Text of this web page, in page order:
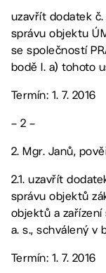
uzavřít dodatek
správu objektu
se společností
bodě I. a) tohoto
Termín: 1. 7. 2016
– 2 –
2. Mgr. Janů,
2.1. uzavřít
správu objektů
objektů a zařízení
a. s., schválený v
Termín: 1. 7. 2016